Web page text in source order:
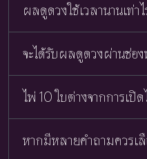
ผลดูดวงใช้เวลานานเท่าไ
จะได้รับผลดูดวงผ่านช่อง
ไพ่ 10 ใบต่างจากการเปิ
หากมีหลายคำถามควรเ